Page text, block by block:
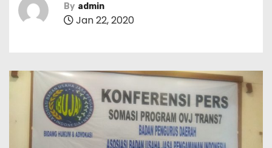
By admin
Jan 22, 2020